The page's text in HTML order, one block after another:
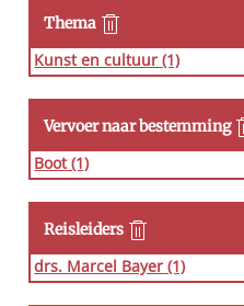
Thema
Kunst en cultuur(1)
Vervoer naar bestemming
Boot(1)
Reisleiders
drs. Marcel Bayer (1)